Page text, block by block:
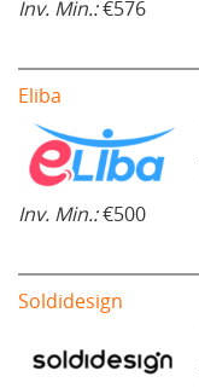
Inv. Min.:€576
Eliba
Inv. Min.:€500
Soldidesign